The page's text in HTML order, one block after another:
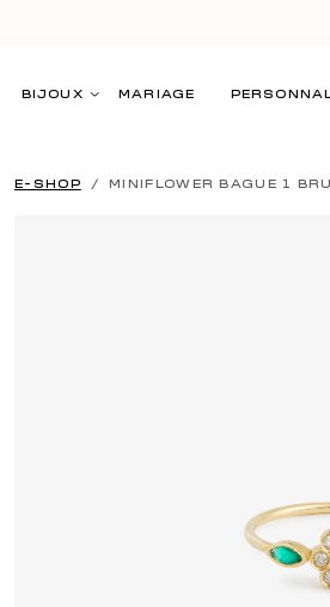
BIJOUX MARIAGE
E-SHOP MINIFLOWER BAGUE 1